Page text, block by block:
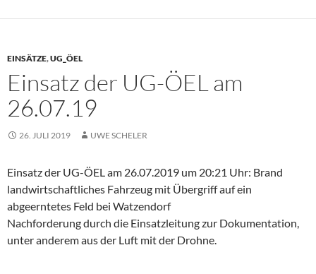
EINSÄTZE,UG_ÖEL
Einsatz der UG-ÖEL am
26.07.19
26. JULI 2019 UWE SCHELER
Einsatz der UG-ÖEL am 26.07.2019 um 20:21 Uhr: Brand
landwirtschaftliches Fahrzeug mit Übergriff auf ein
abgeerntetes Feld bei Watzendorf
Nachforderung durch die Einsatzleitung zur Dokumentation,
unter anderem aus der Luft mit der Drohne.